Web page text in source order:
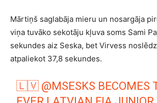
Mārtiņš saglabāja mieru un nosargāja
viņa tuvāko sekotāju kļuva soms Sami
sekundes aiz Seska, bet Virvess
atpaliekot 37,8 sekundes.
🇱🇻 @MSESKS BECOMES